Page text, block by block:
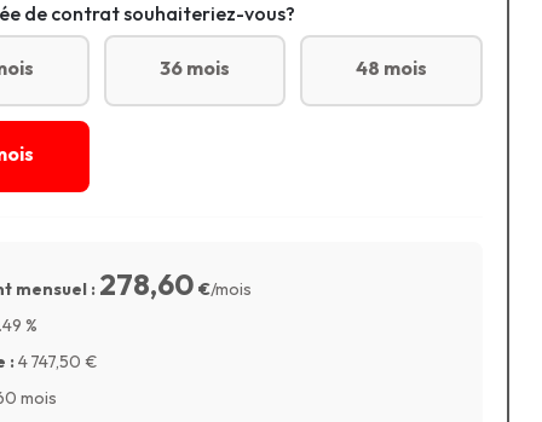
de contrat souhaiteriez-vous?
36 mois 48 mois
mensuel : 278,60 €/mois
%
:4 747,50 €
mois